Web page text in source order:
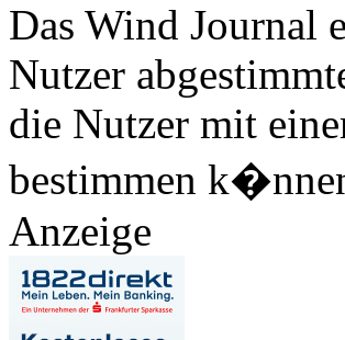
Das Wind Journal
Nutzer
die Nutzer mit
bestimmen
Anzeige